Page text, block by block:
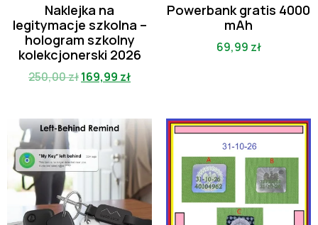
Naklejka na
legitymacje szkolna –
hologram szkolny
kolekcjonerski 2026
250,00zł169,99 zł
Powerbank gratis 4000
mAh
69,99 zł